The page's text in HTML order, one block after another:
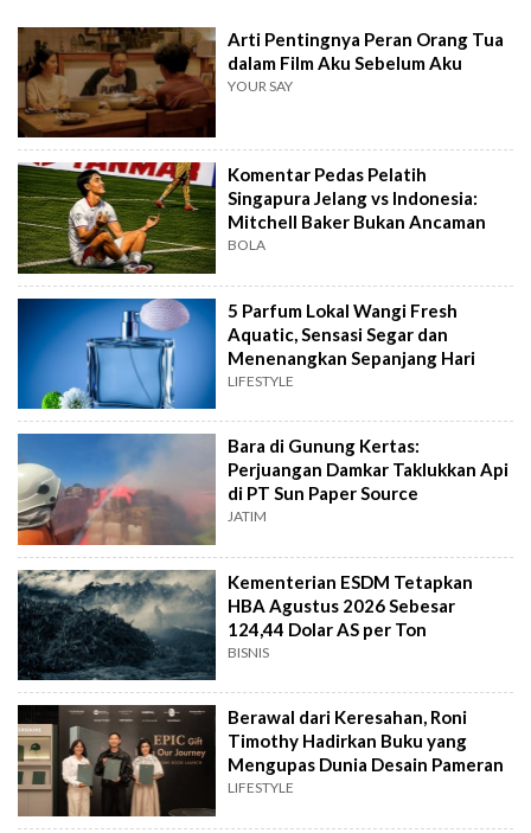
Arti Pentingnya Peran Orang Tua
dalam Film Aku Sebelum Aku
YOUR SAY
Komentar Pedas Pelatih
Singapura Jelang vs Indonesia:
Mitchell Baker Bukan Ancaman
BOLA
5 Parfum Lokal Wangi Fresh
Aquatic, Sensasi Segar dan
Menenangkan Sepanjang Hari
LIFESTYLE
Bara di Gunung Kertas:
Perjuangan Damkar Taklukkan Api
di PT Sun Paper Source
JATIM
Kementerian ESDM Tetapkan
HBA Agustus 2026 Sebesar
124,44 Dolar AS per Ton
BISNIS
Berawal dari Keresahan, Roni
Timothy Hadirkan Buku yang
Mengupas Dunia Desain Pameran
LIFESTYLE